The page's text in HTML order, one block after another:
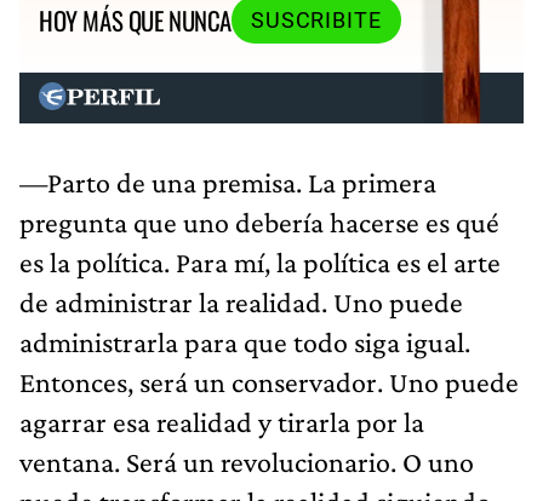
HOY MÁS QUE NUNCA
SUSCRIBITE
—Parto de una premisa. La primera
pregunta que uno debería hacerse es qué
es la política. Para mí, la política es el arte
de administrar la realidad. Uno puede
administrarla para que todo siga igual.
Entonces, será un conservador. Uno puede
agarrar esa realidad y tirarla por la
ventana. Será un revolucionario. O uno